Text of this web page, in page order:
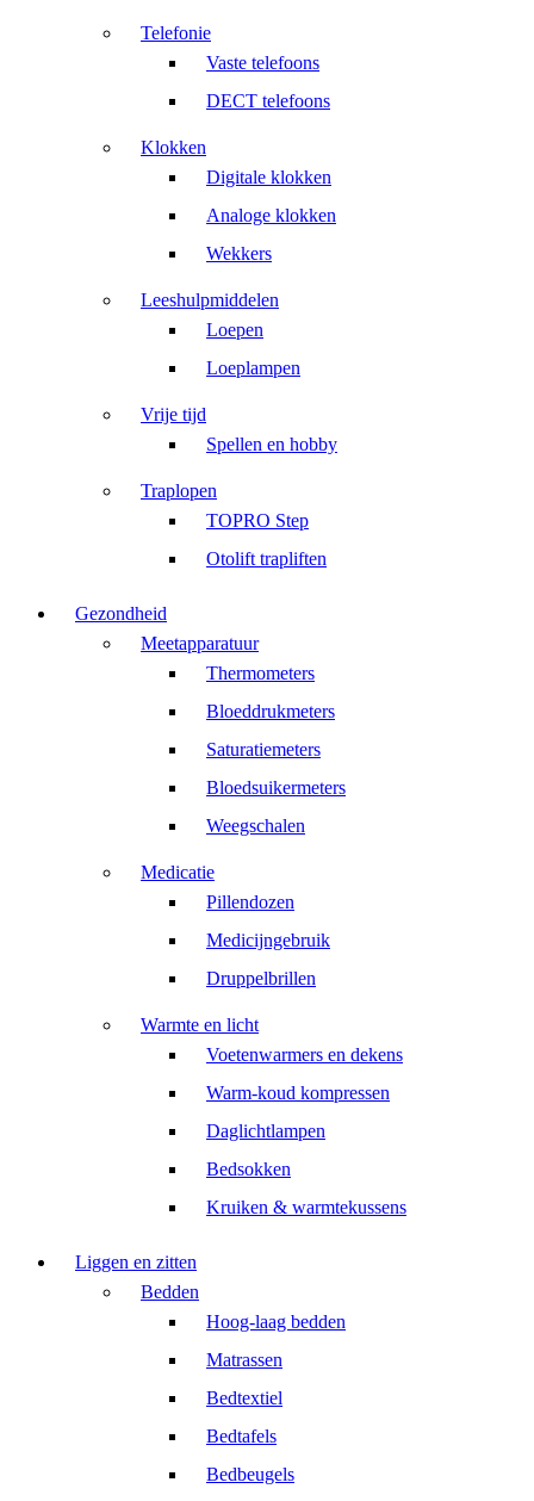
Telefonie
Vaste telefoons
DECT telefoons
Klokken
Digitale klokken
Analoge klokken
Wekkers
Leeshulpmiddelen
Loepen
Loeplampen
Vrije tijd
Spellen en hobby
Traplopen
TOPRO Step
Otolift trapliften
Gezondheid
Meetapparatuur
Thermometers
Bloeddrukmeters
Saturatiemeters
Bloedsuikermeters
Weegschalen
Medicatie
Pillendozen
Medicijngebruik
Druppelbrillen
Warmte en licht
Voetenwarmers en dekens
Warm-koud kompressen
Daglichtlampen
Bedsokken
Kruiken & warmtekussens
Liggen en zitten
Bedden
Hoog-laag bedden
Matrassen
Bedtextiel
Bedtafels
Bedbeugels